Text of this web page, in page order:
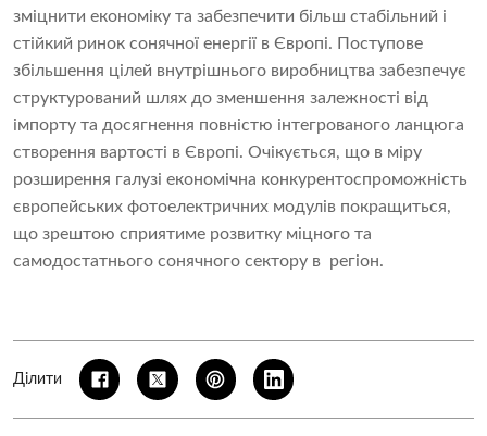
зміцнити економіку та забезпечити більш стабільний і
стійкий ринок сонячної енергії в Європі. Поступове
збільшення цілей внутрішнього виробництва забезпечує
структурований шлях до зменшення залежності від
імпорту та досягнення повністю інтегрованого ланцюга
створення вартості в Європі. Очікується, що в міру
розширення галузі економічна конкурентоспроможність
європейських фотоелектричних модулів покращиться,
що зрештою сприятиме розвитку міцного та
самодостатнього сонячного сектору в регіон.
Ділити